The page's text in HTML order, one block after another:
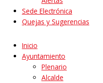
Sede Electrónica
Quejas y Sugerencias
Inicio
Ayuntamiento
Plenario
Alcalde